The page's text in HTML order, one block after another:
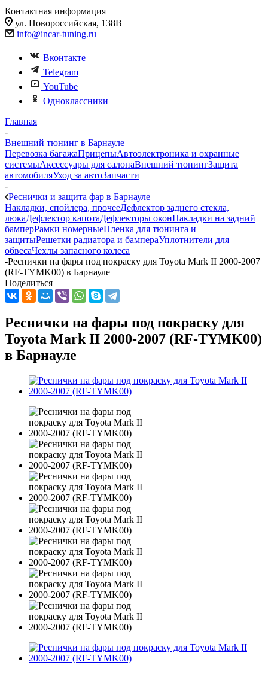
Контактная информация
ул. Новороссийская, 138В
info@incar-tuning.ru
Вконтакте
Telegram
YouTube
Одноклассники
Главная
-
Внешний тюнинг в Барнауле
Перевозка багажаПрицепыАвтоэлектроника и охранные
системыАксессуары для салонаВнешний тюнингЗащита
автомобиляУход за автоЗапчасти
-
Реснички и защита фар в Барнауле
Накладки, спойлера, прочееДефлектор заднего стекла,
люкаДефлектор капотаДефлекторы оконНакладки на задний
бамперРамки номерныеПленка для тюнинга и
защитыРешетки радиатора и бампераУплотнители для
обвесаЧехлы запасного колеса
-Реснички на фары под покраску для Toyota Mark II 2000-2007
(RF-TYMK00) в Барнауле
Поделиться
Реснички на фары под покраску для
Toyota Mark II 2000-2007 (RF-TYMK00)
в Барнауле